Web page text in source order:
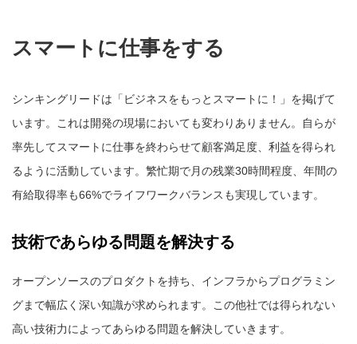
スマートに仕事をする
シンキングリードは「ビジネスをもっとスマートに！」を掲げて
います。これは開発の現場においても変わりありません。自らが
率先してスマートに仕事を終わらせて顧客満足度、利益を得られ
るように活動しています。繁忙期で月の残業30時間程度、年間の
有給取得率も66%でライフワークバランスも実現しています。
技術であらゆる問題を解決する
オープンソースのプロダクトを持ち、インフラからプログラミン
グまで幅広く深い知識が求められます。この他社では得られない
高い技術力によってあらゆる問題を解決していきます。